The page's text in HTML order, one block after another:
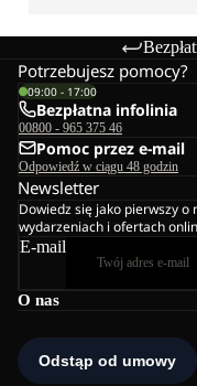
O nas
Potrzebujesz pomocy?
09:00 - 17:00
Bezpłatna infolinia
00800 - 965 375 46
Pomoc przez e-mail
Odpowiedź w ciągu 48 godzin
Newsletter
Dowiedz się jako pierwszy o
wydarzeniach i ofertach
E-mail